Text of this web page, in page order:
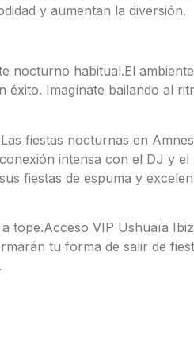
y aumentan la diversión.
nocturno habitual.El
Imagínate bailando al
fiestas nocturnas en
intensa con el DJ y
fiestas de espuma y
tope.Acceso VIP Ushuaïa
tu forma de salir de